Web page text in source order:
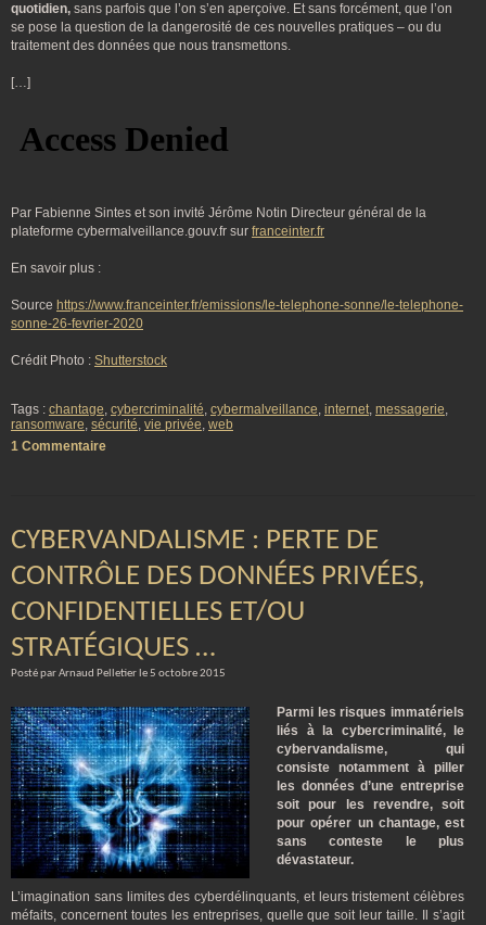
quotidien, sans parfois que l’on s’en aperçoive. Et sans forcément, que l’on
se pose la question de la dangerosité de ces nouvelles pratiques – ou du
traitement des données que nous transmettons.
[…]
Par Fabienne Sintes et son invité Jérôme Notin Directeur général de la
plateforme cybermalveillance.gouv.fr sur franceinter.fr
En savoir plus :
Source https://www.franceinter.fr/emissions/le-telephone-sonne/le-telephone-
sonne-26-fevrier-2020
Crédit Photo : Shutterstock
Tags : chantage, cybercriminalité, cybermalveillance, internet, messagerie,
ransomware, sécurité, vie privée, web
1 Commentaire
CYBERVANDALISME : PERTE DE
CONTRÔLE DES DONNÉES PRIVÉES,
CONFIDENTIELLES ET/OU
STRATÉGIQUES …
Posté par Arnaud Pelletier le 5 octobre 2015
Parmi les risques immatériels
liés à la cybercriminalité, le
cybervandalisme, qui
consiste notamment à piller
les données d’une entreprise
soit pour les revendre, soit
pour opérer un chantage, est
sans conteste le plus
dévastateur.
L’imagination sans limites des cyberdélinquants, et leurs tristement célèbres
méfaits, concernent toutes les entreprises, quelle que soit leur taille. Il s’agit